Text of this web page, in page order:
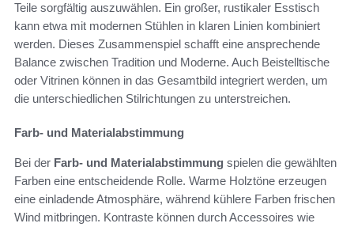
Teile sorgfältig auszuwählen. Ein großer, rustikaler Esstisch
kann etwa mit modernen Stühlen in klaren Linien kombiniert
werden. Dieses Zusammenspiel schafft eine ansprechende
Balance zwischen Tradition und Moderne. Auch Beistelltische
oder Vitrinen können in das Gesamtbild integriert werden, um
die unterschiedlichen Stilrichtungen zu unterstreichen.
Farb- und Materialabstimmung
Bei der Farb- und Materialabstimmung spielen die gewählten
Farben eine entscheidende Rolle. Warme Holztöne erzeugen
eine einladende Atmosphäre, während kühlere Farben frischen
Wind mitbringen. Kontraste können durch Accessoires wie